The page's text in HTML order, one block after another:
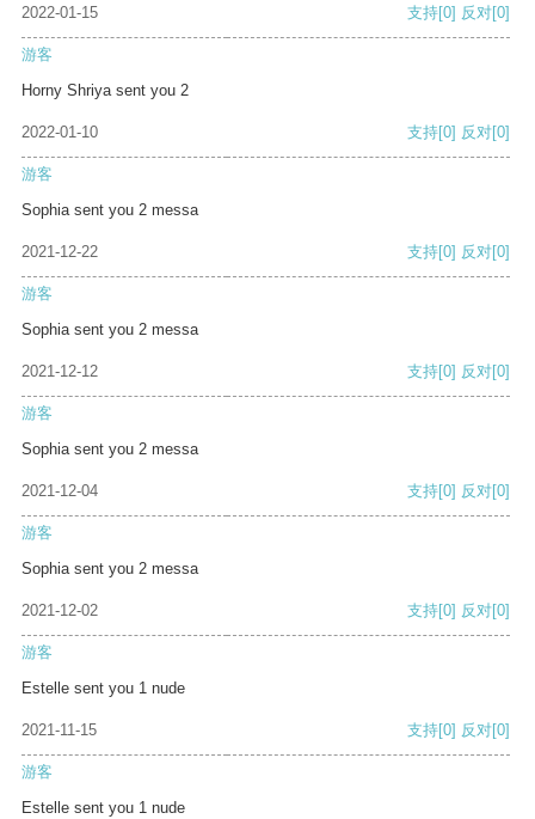
2022-01-15 支持[0] 反对[0]
游客
Horny Shriya sent you 2
2022-01-10 支持[0] 反对[0]
游客
Sophia sent you 2 messa
2021-12-22 支持[0] 反对[0]
游客
Sophia sent you 2 messa
2021-12-12 支持[0] 反对[0]
游客
Sophia sent you 2 messa
2021-12-04 支持[0] 反对[0]
游客
Sophia sent you 2 messa
2021-12-02 支持[0] 反对[0]
游客
Estelle sent you 1 nude
2021-11-15 支持[0] 反对[0]
游客
Estelle sent you 1 nude